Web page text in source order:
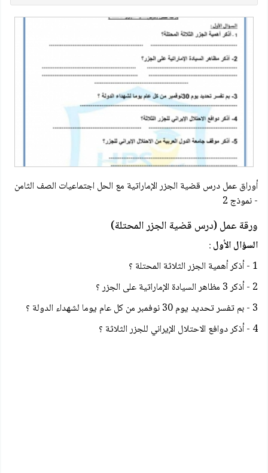
أوراق عمل درس قضية الجزر الإماراتية مع الحل اجتماعيات الصف الثامن
- نموذج 2
ورقة عمل (درس قضية الجزر المحتلة)
السؤال الأول:
1 - أذكر أهمية الجزر الثلاثة المحتلة ؟
2 - أذكر 3 مظاهر السيادة الإماراتية على الجزر ؟
3 - بم تفسر تحديد يوم 30 نوفمبر من كل عام يوما لشهداء الدولة ؟
4 - أذكر دوافع الاحتلال الإيراني للجزر الثلاثة ؟